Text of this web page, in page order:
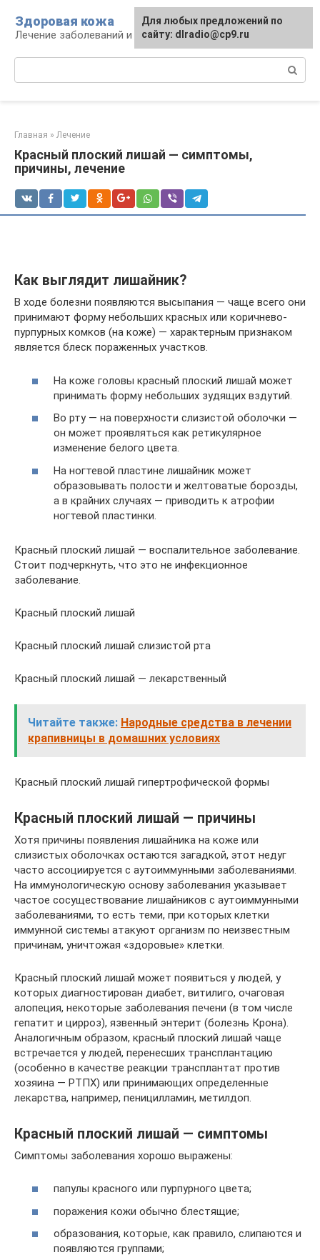
контенту
Здоровая кожа
Лечение заболеваний и уход за кожей
Главная » Лечение
Красный плоский лишай — симптомы,
причины, лечение
Как выглядит лишайник?
В ходе болезни появляются высыпания — чаще всего они
принимают форму небольших красных или коричнево-
пурпурных комков (на коже) — характерным признаком
является блеск пораженных участков.
На коже головы красный плоский лишай может
принимать форму небольших зудящих вздутий.
Во рту — на поверхности слизистой оболочки —
он может проявляться как ретикулярное
изменение белого цвета.
На ногтевой пластине лишайник может
образовывать полости и желтоватые борозды,
а в крайних случаях — приводить к атрофии
ногтевой пластинки.
Красный плоский лишай — воспалительное заболевание.
Стоит подчеркнуть, что это не инфекционное
заболевание.
Красный плоский лишай
Красный плоский лишай слизистой рта
Красный плоский лишай — лекарственный
Читайте также: Народные средства в лечении
крапивницы в домашних условиях
Красный плоский лишай гипертрофической формы
Красный плоский лишай — причины
Хотя причины появления лишайника на коже или
слизистых оболочках остаются загадкой, этот недуг
часто ассоциируется с аутоиммунными заболеваниями.
На иммунологическую основу заболевания указывает
частое сосуществование лишайников с аутоиммунными
заболеваниями, то есть теми, при которых клетки
иммунной системы атакуют организм по неизвестным
причинам, уничтожая «здоровые» клетки.
Красный плоский лишай может появиться у людей, у
которых диагностирован диабет, витилиго, очаговая
алопеция, некоторые заболевания печени (в том числе
гепатит и цирроз), язвенный энтерит (болезнь Крона).
Аналогичным образом, красный плоский лишай чаще
встречается у людей, перенесших трансплантацию
(особенно в качестве реакции трансплантат против
хозяина — РТПХ) или принимающих определенные
лекарства, например, пеницилламин, метилдоп.
Красный плоский лишай — симптомы
Симптомы заболевания хорошо выражены:
папулы красного или пурпурного цвета;
поражения кожи обычно блестящие;
образования, которые, как правило, слипаются и
появляются группами;
Для любых предложений по
сайту: dlradio@cp9.ru